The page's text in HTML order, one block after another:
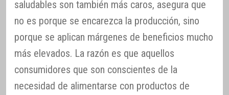
saludables son también más caros, asegura que
no es porque se encarezca la producción, sino
porque se aplican márgenes de beneficios mucho
más elevados. La razón es que aquellos
consumidores que son conscientes de la
necesidad de alimentarse con productos de